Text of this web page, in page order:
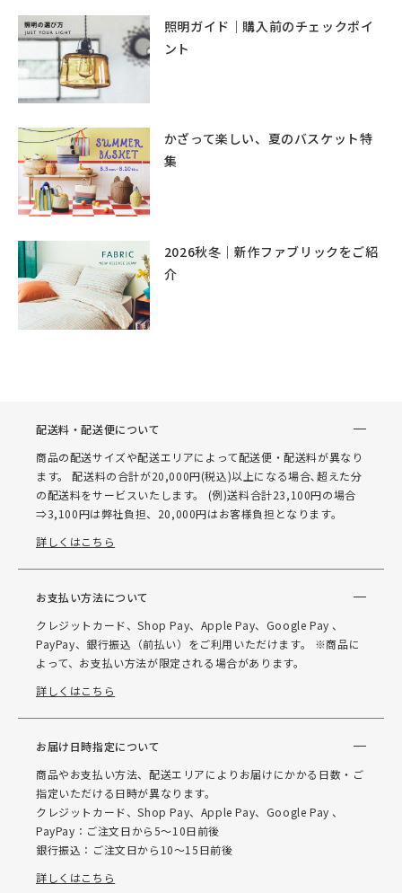
照明ガイド｜購入前のチェックポイ
ント
かざって楽しい、夏のバスケット特
集
2026秋冬｜新作ファブリックをご紹
介
配送料・配送便について
商品の配送サイズや配送エリアによって配送便・配送料が異なり
ます。 配送料の合計が20,000円(税込)以上になる場合､超えた分
の配送料をサービスいたします。 (例)送料合計23,100円の場合
⇒3,100円は弊社負担、20,000円はお客様負担となります。
詳しくはこちら
お支払い方法について
クレジットカード、Shop Pay、Apple Pay、Google Pay 、
PayPay、銀行振込（前払い）をご利用いただけます。 ※商品に
よって、お支払い方法が限定される場合があります。
詳しくはこちら
お届け日時指定について
商品やお支払い方法、配送エリアによりお届けにかかる日数・ご
指定いただける日時が異なります。
クレジットカード、Shop Pay、Apple Pay、Google Pay 、
PayPay：ご注文日から5～10日前後
銀行振込：ご注文日から10～15日前後
詳しくはこちら